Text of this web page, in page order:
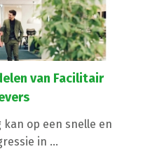
van Facilitair
op een snelle en
in ...